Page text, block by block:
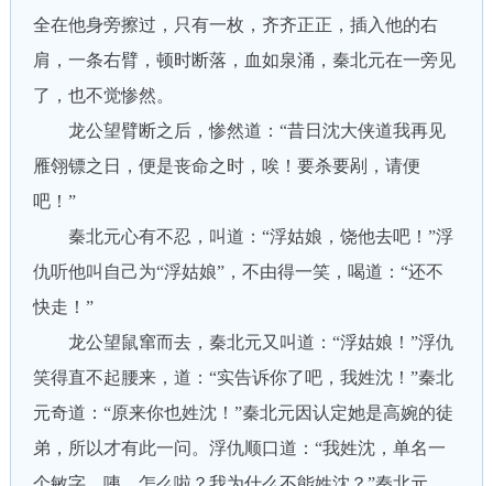
全在他身旁擦过，只有一枚，齐齐正正，插入他的右
肩，一条右臂，顿时断落，血如泉涌，秦北元在一旁见
了，也不觉惨然。
龙公望臂断之后，惨然道：“昔日沈大侠道我再见
雁翎镖之日，便是丧命之时，唉！要杀要剐，请便
吧！”
秦北元心有不忍，叫道：“浮姑娘，饶他去吧！”浮
仇听他叫自己为“浮姑娘”，不由得一笑，喝道：“还不
快走！”
龙公望鼠窜而去，秦北元又叫道：“浮姑娘！”浮仇
笑得直不起腰来，道：“实告诉你了吧，我姓沈！”秦北
元奇道：“原来你也姓沈！”秦北元因认定她是高婉的徒
弟，所以才有此一问。浮仇顺口道：“我姓沈，单名一